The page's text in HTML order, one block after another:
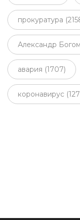
прокуратура
Александр
авария (1707)
коронавирус